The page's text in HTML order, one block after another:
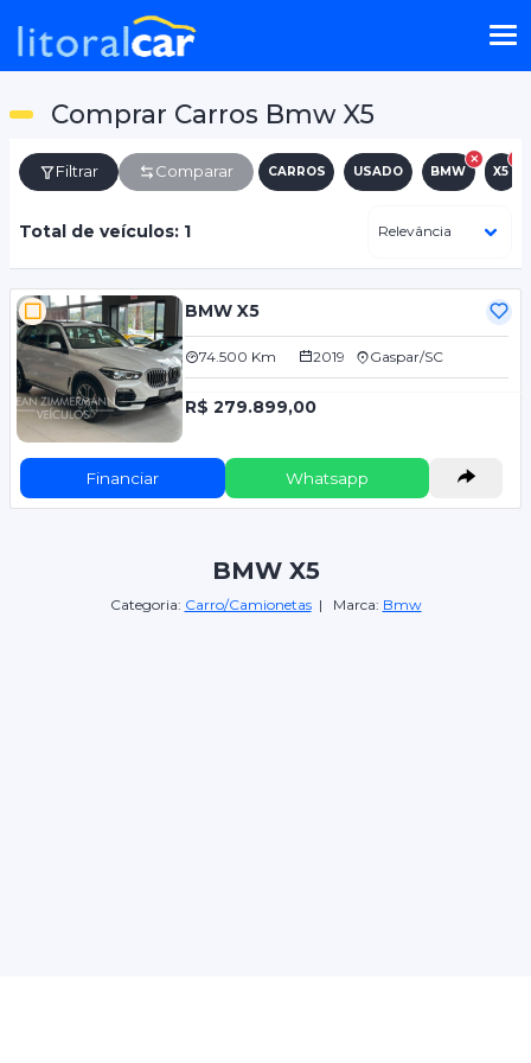
Comprar Carros Bmw X5
Filtrar Comparar CARROS USADO BMW X5
Total de veículos: 1
BMW X5
74.500 Km 2019 Gaspar/SC
R$ 279.899,00
Financiar Whatsapp
BMW X5
Categoria: Carro/Camionetas| Marca: Bmw